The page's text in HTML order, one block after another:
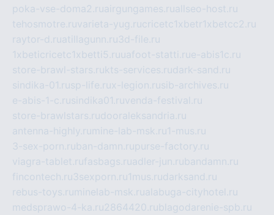
poka-vse-doma2.ruairgungames.ruallseo-host.ru
tehosmotre.ruvarieta-yug.rucricetc1xbetr1xbetcc2.ru
raytor-d.ruatillagunn.ru3d-file.ru
1xbeticricetc1xbetti5.ruuafoot-statti.rue-abis1c.ru
store-brawl-stars.rukts-services.rudark-sand.ru
sindika-01.rusp-life.rux-legion.rusib-archives.ru
e-abis-1-c.rusindika01.ruvenda-festival.ru
store-brawlstars.rudooraleksandria.ru
antenna-highly.ru mine-lab-msk.ru1-mus.ru
3-sex-porn.ruban-damn.rupurse-factory.ru
viagra-tablet.rufasbags.ruadler-jun.rubandamn.ru
fincontech.ru3sexporn.ru1mus.rudarksand.ru
rebus-toys.ru minelab-msk.rualabuga-cityhotel.ru
medsprawo-4-ka.ru2864420.rublagodarenie-spb.ru